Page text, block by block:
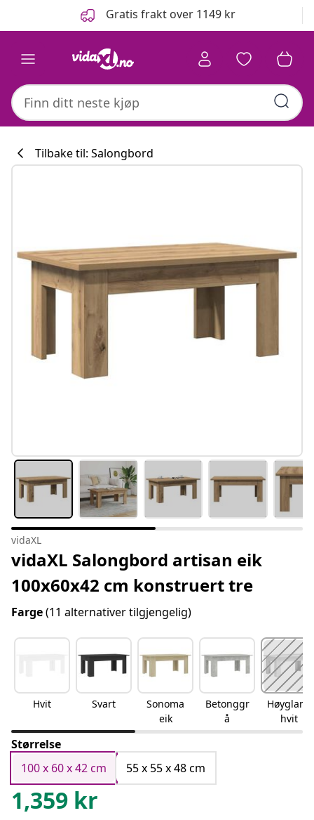
Gratis frakt over 1149 kr
Tilbake til: Salongbord
vidaXL
vidaXL Salongbord artisan eik
100x60x42 cm konstruert tre
Farge(11 alternativer tilgjengelig)
Hvit Svart
Sonoma
eik
Betonggr
å
Høyglans
hvit
Størrelse
100 x 60 x 42 cm
55 x 55 x 48 cm
1,359 kr